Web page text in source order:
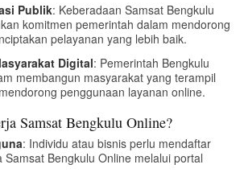
Publik: Keberadaan Samsat Bengkulu
komitmen pemerintah dalam mendorong
pelayanan yang lebih baik.
Digital: Pemerintah Bengkulu
membangun masyarakat yang terampil
penggunaan layanan online.
Samsat Bengkulu Online?
: Individu atau bisnis perlu mendaftar
Bengkulu Online melalui portal